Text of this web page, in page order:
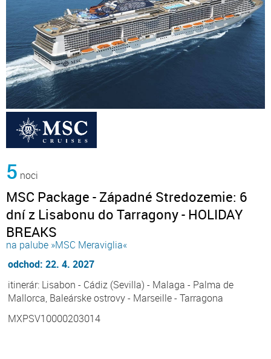
5 noci
MSC Package - Západné Stredozemie: 6
dní z Lisabonu do Tarragony - HOLIDAY
BREAKS
na palube »MSC Meraviglia«
odchod: 22. 4. 2027
itinerár: Lisabon - Cádiz (Sevilla) - Malaga - Palma de
Mallorca, Baleárske ostrovy - Marseille - Tarragona
MXPSV10000203014